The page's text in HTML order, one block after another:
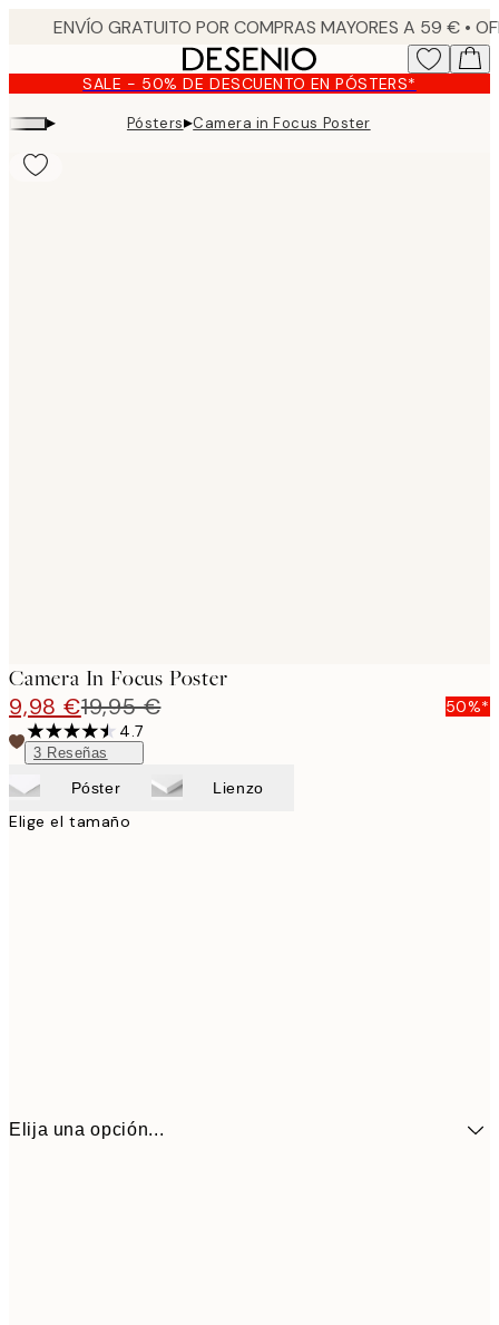
content.SALE - 50% DE DESCUENTO EN PÓSTERS*
▸ Pósters▸Camera in Focus Poster
Camera In Focus Poster
9,98 €19,95 €
50%*
4.7
3 Reseñas
Póster Lienzo
Elige el tamaño
Elija una opción...